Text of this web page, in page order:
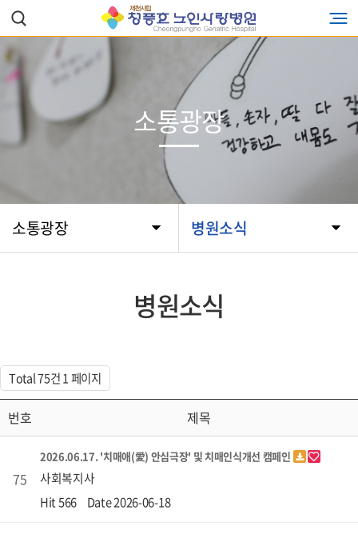
소통광장 병원소식
소통광장
병원소식
Total 75건1 페이지
번호 제목
75
2026.06.17. '치매애(愛) 안심극장' 및 치매인식개선 캠페인
사회복지사
Hit 566
Date 2026-06-18